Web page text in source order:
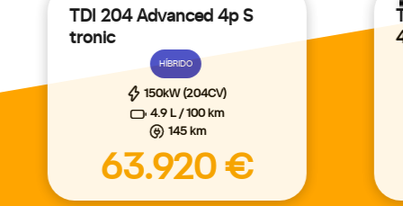
TDI 204 Advanced 4p S
tronic
HÍBRIDO
150kW (204CV)
4.9 L / 100 km
145 km
63.920 €